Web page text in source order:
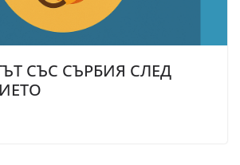
СЪС СЪРБИЯ СЛЕД